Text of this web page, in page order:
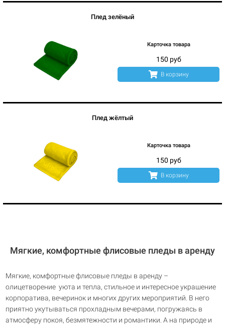
Плед зелёный
Карточка товара
150 руб
В корзину
Плед жёлтый
Карточка товара
150 руб
В корзину
Мягкие, комфортные флисовые пледы в аренду
Мягкие, комфортные флисовые пледы в аренду –
олицетворение уюта и тепла, стильное и интересное украшение
корпоратива, вечеринок и многих других мероприятий. В него
приятно укутываться прохладным вечерами, погружаясь в
атмосферу покоя, безмятежности и романтики. А на природе и